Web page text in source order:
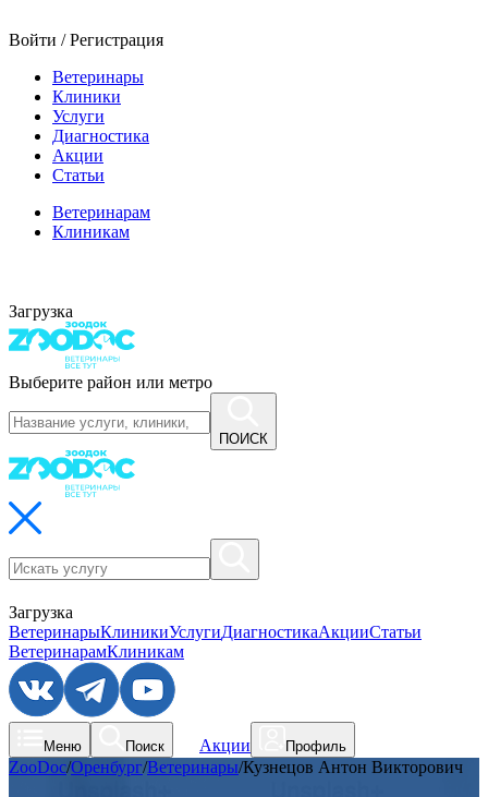
Войти / Регистрация
Ветеринары
Клиники
Услуги
Диагностика
Акции
Статьи
Ветеринарам
Клиникам
Загрузка
Выберите район или метро
ПОИСК
Загрузка
ВетеринарыКлиникиУслугиДиагностикаАкцииСтатьи
ВетеринарамКлиникам
Меню Поиск Акции Профиль
ZooDoc/Оренбург/Ветеринары/Кузнецов Антон Викторович